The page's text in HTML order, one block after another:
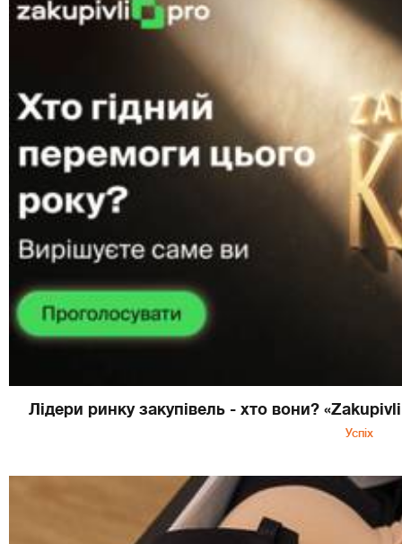
Лідери ринку закупівель - хто вони?
Успіх